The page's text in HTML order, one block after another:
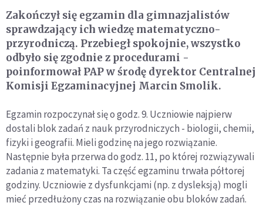
Zakończył się egzamin dla gimnazjalistów
sprawdzający ich wiedzę matematyczno-
przyrodniczą. Przebiegł spokojnie, wszystko
odbyło się zgodnie z procedurami -
poinformował PAP w środę dyrektor Centralnej
Komisji Egzaminacyjnej Marcin Smolik.
Egzamin rozpoczynał się o godz. 9. Uczniowie najpierw
dostali blok zadań z nauk przyrodniczych - biologii, chemii,
fizyki i geografii. Mieli godzinę na jego rozwiązanie.
Następnie była przerwa do godz. 11, po której rozwiązywali
zadania z matematyki. Ta część egzaminu trwała półtorej
godziny. Uczniowie z dysfunkcjami (np. z dysleksją) mogli
mieć przedłużony czas na rozwiązanie obu bloków zadań.